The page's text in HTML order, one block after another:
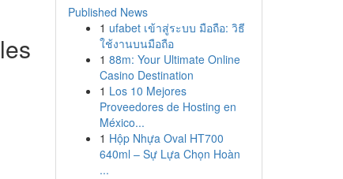
Published News
1 ufabet เข้าสู่ระบบ มือถือ: วิธี
ใช้งานบนมือถือ
1 88m: Your Ultimate Online
Casino Destination
1 Los 10 Mejores
Proveedores de Hosting en
México...
1 Hộp Nhựa Oval HT700
640ml – Sự Lựa Chọn Hoàn
...